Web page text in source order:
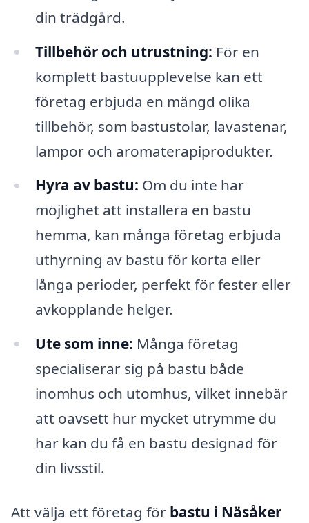
din trädgård.
Tillbehör och utrustning: För en
komplett bastuupplevelse kan ett
företag erbjuda en mängd olika
tillbehör, som bastustolar, lavastenar,
lampor och aromaterapiprodukter.
Hyra av bastu: Om du inte har
möjlighet att installera en bastu
hemma, kan många företag erbjuda
uthyrning av bastu för korta eller
långa perioder, perfekt för fester eller
avkopplande helger.
Ute som inne: Många företag
specialiserar sig på bastu både
inomhus och utomhus, vilket innebär
att oavsett hur mycket utrymme du
har kan du få en bastu designad för
din livsstil.
Att välja ett företag för bastu i Näsåker